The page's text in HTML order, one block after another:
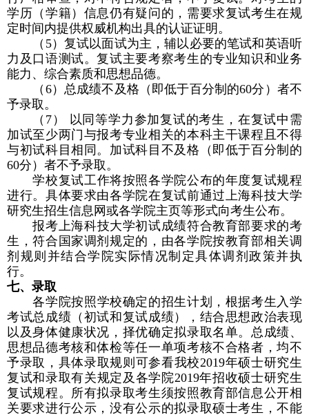
学历（学籍）信息仍有疑问的，需要求复试考生在规
定时间内提供权威机构出具的认证证明。
（ 5）复试以面试为主，辅以必要的笔试和英语听
力及口语测试。复试主要考察考生的专业知识和业务
能力、综合素质和思想品德。
（ 6）总成绩不及格（即低于百分制的60分）者不
予录取。
（ 7 ） 以同等学力参加复试的考生，在复试中需
加试至少两门与报考专业相关的本科主干课程且不得
与初试科目相同。加试科目不及格（即低于百分制的
60分）者不予录取。
学校复试工作将按照各学院公布的年度复试规程
进行。具体要求由各学院在复试前通过上海科技大学
研究生招生信息网或各学院主页等形式向考生公布。
报考上海科技大学初试成绩符合教育部要求的考
生，符合国家调剂规定的，由各学院按教育部相关调
剂规则并结合学院实际情况制定具体调剂政策并执
行。
七、录取
各学院按照学校确定的招生计划，根据考生入学
考试总成绩（初试和复试成绩），结合思想政治表现
以及身体健康状况，择优确定拟录取名单。总成绩、
思想品德考核和体检等任一单项考核不合格者，均不
予录取，具体录取规则可参看我校2019年硕士研究生
复试和录取有关规定及各学院2019年招收硕士研究生
复试规程。所有拟录取考生须按照教育部信息公开相
关要求进行公示，没有公示的拟录取硕士考生，不能